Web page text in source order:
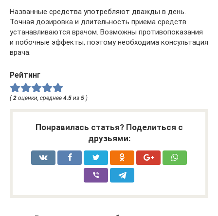
Названные средства употребляют дважды в день.
Точная дозировка и длительность приема средств
устанавливаются врачом. Возможны противопоказания
и побочные эффекты, поэтому необходима консультация
врача.
Рейтинг
(2 оценки, среднее 4.5 из 5 )
Понравилась статья? Поделиться с
друзьями: